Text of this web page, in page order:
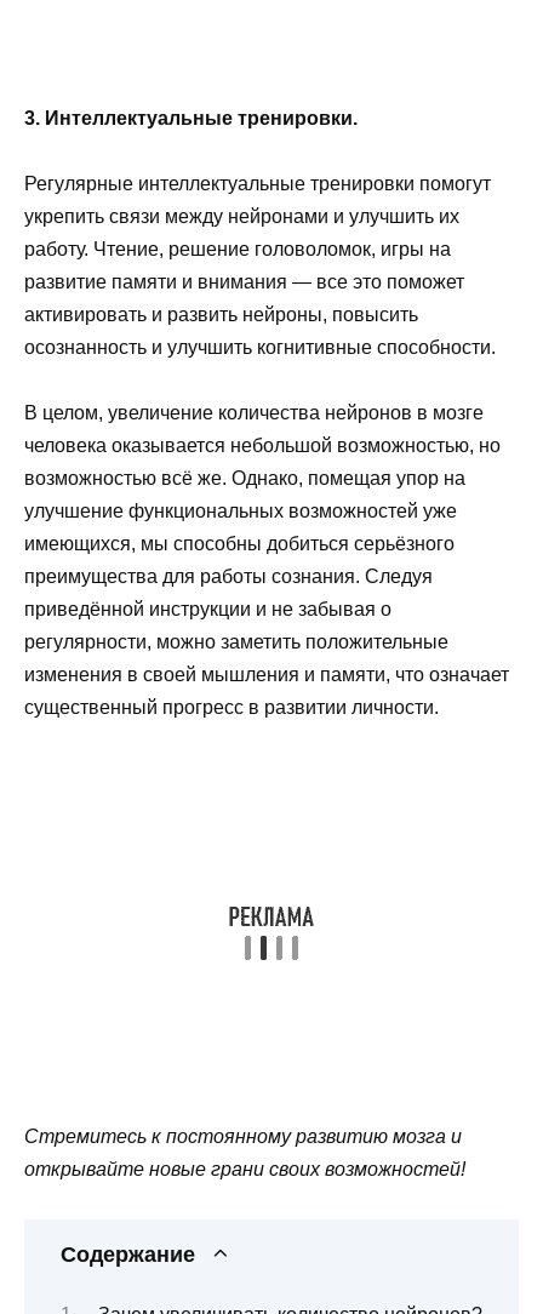
3. Интеллектуальные тренировки.
Регулярные интеллектуальные тренировки помогут
укрепить связи между нейронами и улучшить их
работу. Чтение, решение головоломок, игры на
развитие памяти и внимания — все это поможет
активировать и развить нейроны, повысить
осознанность и улучшить когнитивные способности.
В целом, увеличение количества нейронов в мозге
человека оказывается небольшой возможностью, но
возможностью всё же. Однако, помещая упор на
улучшение функциональных возможностей уже
имеющихся, мы способны добиться серьёзного
преимущества для работы сознания. Следуя
приведённой инструкции и не забывая о
регулярности, можно заметить положительные
изменения в своей мышления и памяти, что означает
существенный прогресс в развитии личности.
Стремитесь к постоянному развитию мозга и
открывайте новые грани своих возможностей!
Содержание